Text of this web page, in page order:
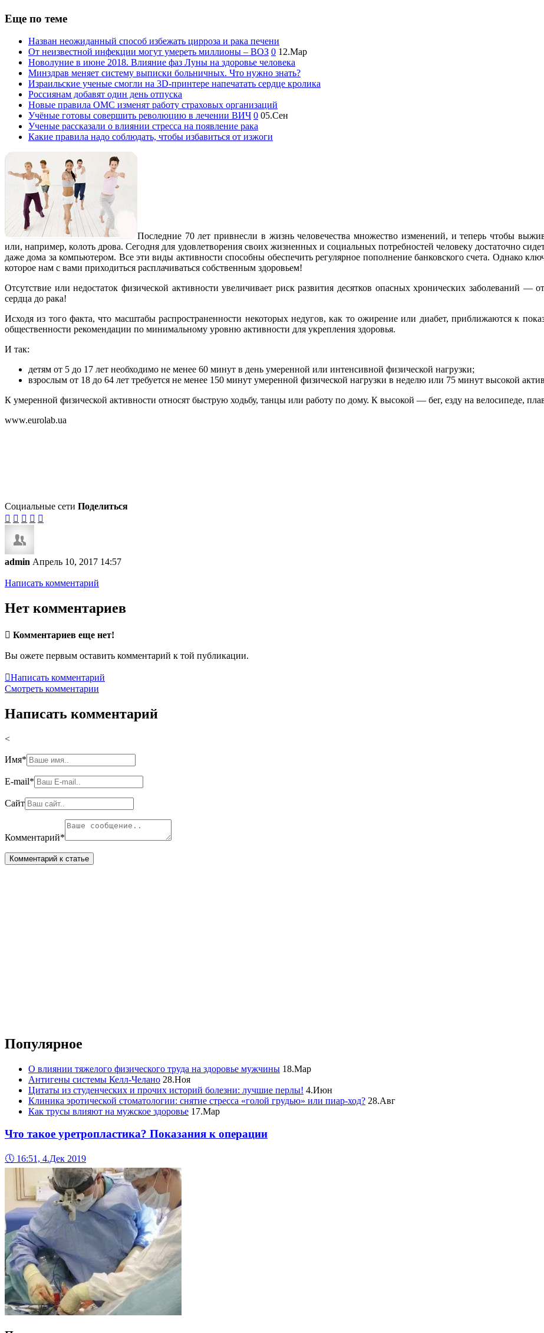
Еще по теме
Назван неожиданный способ избежать цирроза и рака печени
От неизвестной инфекции могут умереть миллионы – ВОЗ 0 12.Мар
Новолуние в июне 2018. Влияние фаз Луны на здоровье человека
Минздрав меняет систему выписки больничных. Что нужно знать?
Израильские ученые смогли на 3D-принтере напечатать сердце кролика
Россиянам добавят один день отпуска
Новые правила ОМС изменят работу страховых организаций
Учёные готовы совершить революцию в лечении ВИЧ 0 05.Сен
Ученые рассказали о влиянии стресса на появление рака
Какие правила надо соблюдать, чтобы избавиться от изжоги
Последние 70 лет привнесли в жизнь человечества множество изменений, и теперь чтобы
или, например, колоть дрова. Сегодня для удовлетворения своих жизненных и социальных потребностей человеку достаточно
даже дома за компьютером. Все эти виды активности способны обеспечить регулярное пополнение банковского счета. Однако
которое нам с вами приходиться расплачиваться собственным здоровьем!
Отсутствие или недостаток физической активности увеличивает риск развития десятков опасных хронических заболеваний —
сердца до рака!
Исходя из того факта, что масштабы распространенности некоторых недугов, как то ожирение или диабет, приближаются к
общественности рекомендации по минимальному уровню активности для укрепления здоровья.
И так:
детям от 5 до 17 лет необходимо не менее 60 минут в день умеренной или интенсивной физической нагрузки;
взрослым от 18 до 64 лет требуется не менее 150 минут умеренной физической нагрузки в неделю или 75 минут высокой
К умеренной физической активности относят быструю ходьбу, танцы или работу по дому. К высокой — бег, езду на велосипеде,
www.eurolab.ua
Социальные сети Поделиться
    
admin Апрель 10, 2017 14:57
Написать комментарий
Нет комментариев
 Комментариев еще нет!
Вы ожете первым оставить комментарий к той публикации.
Написать комментарий
Смотреть комментарии
Написать комментарий
<
Имя*
E-mail*
Сайт
Комментарий*
Популярное
О влиянии тяжелого физического труда на здоровье мужчины 18.Мар
Антигены системы Келл-Челано 28.Ноя
Цитаты из студенческих и прочих историй болезни: лучшие перлы! 4.Июн
Клиника эротической стоматологии: снятие стресса «голой грудью» или пиар-ход? 28.Авг
Как трусы влияют на мужское здоровье 17.Мар
Что такое уретропластика? Показания к операции
🕔 16:51, 4.Дек 2019